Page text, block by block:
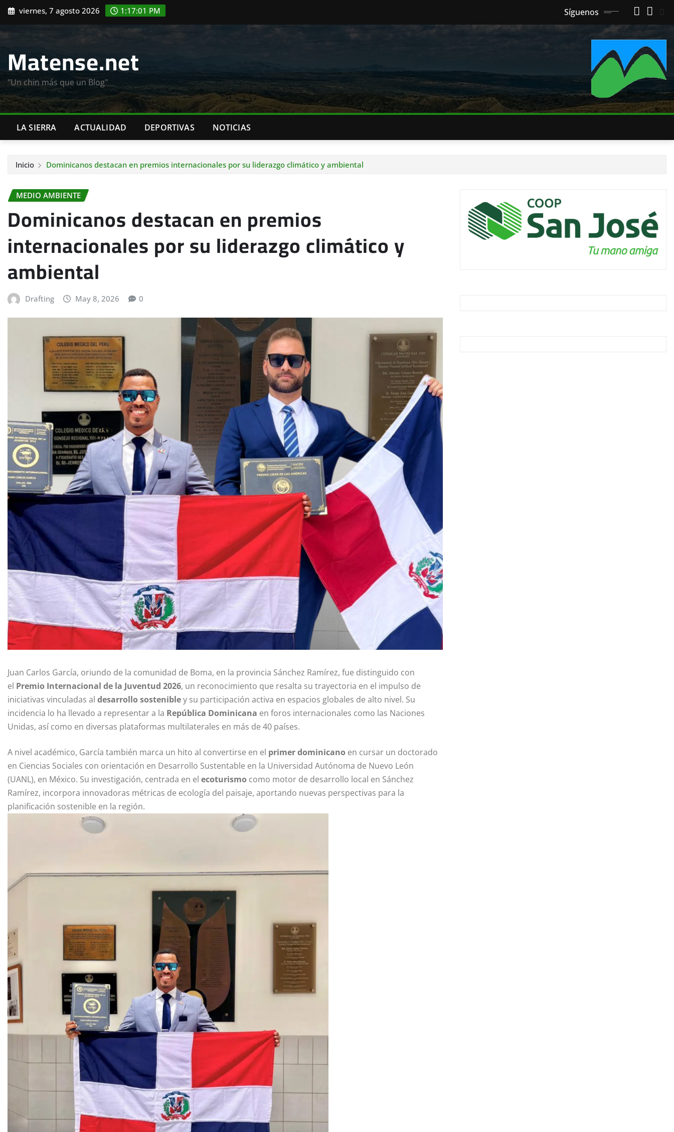
Saltar
contenido
viernes, 7 agosto 2026 1:17:03 PM Síguenos
Matense.net
"Un chin más que un Blog"
LA SIERRA ACTUALIDAD DEPORTIVAS NOTICIAS
Inicio Dominicanos destacan en premios internacionales por su liderazgo climático y ambiental
MEDIO AMBIENTE
Dominicanos destacan en premios
internacionales por su liderazgo climático y
ambiental
Drafting May 8, 2026 0
Juan Carlos García, oriundo de la comunidad de Boma, en la provincia Sánchez Ramírez, fue distinguido con
el Premio Internacional de la Juventud 2026, un reconocimiento que resalta su trayectoria en el impulso de
iniciativas vinculadas al desarrollo sostenibley su participación activa en espacios globales de alto nivel. Su
incidencia lo ha llevado a representar a la República Dominicana en foros internacionales como las Naciones
Unidas, así como en diversas plataformas multilaterales en más de 40 países.
A nivel académico, García también marca un hito al convertirse en el primer dominicano en cursar un doctorado
en Ciencias Sociales con orientación en Desarrollo Sustentable en la Universidad Autónoma de Nuevo León
(UANL), en México. Su investigación, centrada en el ecoturismo como motor de desarrollo local en Sánchez
Ramírez, incorpora innovadoras métricas de ecología del paisaje, aportando nuevas perspectivas para la
planificación sostenible en la región.